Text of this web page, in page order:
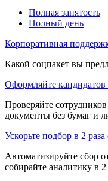
Полная занятость
Полный день
Корпоративная
Какой соцпакет вы
Оформляйте кандидатов
Проверяйте
документы без бумаг и
Ускорьте подбор в 2
Автоматизируйте сбор
собирайте аналитику в